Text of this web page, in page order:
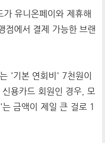
가 유니온페이와 제휴해
점에서 결제 가능한 브랜
'기본 연회비' 7천원이
용카드 회원인 경우, 모
금액이 제일 큰 걸로 1